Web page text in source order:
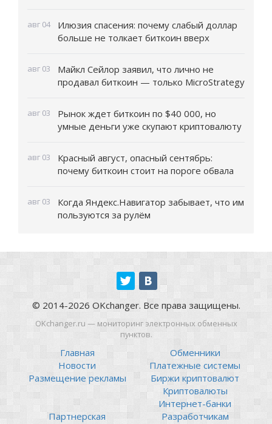
авг 04
Илюзия спасения: почему слабый доллар
больше не толкает биткоин вверх
авг 03
Майкл Сейлор заявил, что лично не
продавал биткоин — только MicroStrategy
авг 03
Рынок ждет биткоин по $40 000, но
умные деньги уже скупают криптовалюту
авг 03
Красный август, опасный сентябрь:
почему биткоин стоит на пороге обвала
авг 03
Когда Яндекс.Навигатор забывает, что им
пользуются за рулём
© 2014-2026 OKchanger. Все права защищены.
OKchanger.ru — мониторинг электронных обменных
пунктов.
Главная
Новости
Размещение рекламы
Обменники
Платежные системы
Биржи криптовалют
Криптовалюты
Интернет-банки
Партнерская
Разработчикам